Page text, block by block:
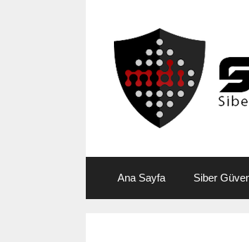
Ana Sayfa Siber